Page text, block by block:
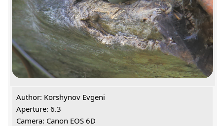
Author: Korshynov Evgeni
Aperture: 6.3
Camera: Canon EOS 6D